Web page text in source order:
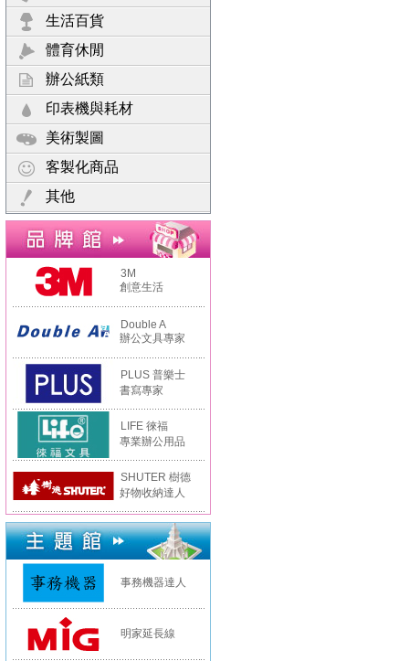
生活百貨
體育休閒
辦公紙類
印表機與耗材
美術製圖
客製化商品
其他
3M
創意生活
Double A
辦公文具專家
PLUS 普樂士
書寫專家
LIFE 徠福
專業辦公用品
SHUTER 樹德
好物收納達人
事務機器達人
明家延長線